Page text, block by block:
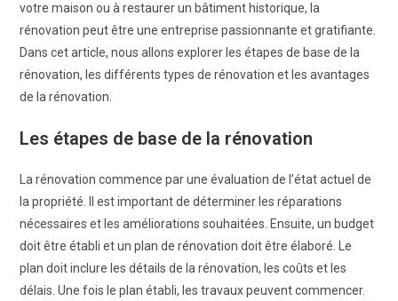
votre maison ou à restaurer un bâtiment historique, la
rénovation peut être une entreprise passionnante et gratifiante.
Dans cet article, nous allons explorer les étapes de base de la
rénovation, les différents types de rénovation et les avantages
de la rénovation.
Les étapes de base de la rénovation
La rénovation commence par une évaluation de l’état actuel de
la propriété. Il est important de déterminer les réparations
nécessaires et les améliorations souhaitées. Ensuite, un budget
doit être établi et un plan de rénovation doit être élaboré. Le
plan doit inclure les détails de la rénovation, les coûts et les
délais. Une fois le plan établi, les travaux peuvent commencer.